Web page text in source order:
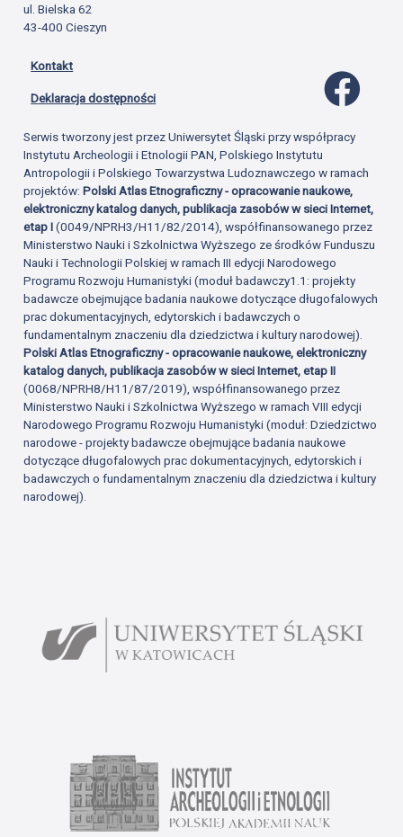
ul. Bielska 62
43-400 Cieszyn
Kontakt
Deklaracja dostępności
Serwis tworzony jest przez Uniwersytet Śląski przy współpracy
Instytutu Archeologii i Etnologii PAN, Polskiego Instytutu
Antropologii i Polskiego Towarzystwa Ludoznawczego w ramach
projektów:Polski Atlas Etnograficzny - opracowanie naukowe,
elektroniczny katalog danych, publikacja zasobów w sieci Internet,
etap I(0049/NPRH3/H11/82/2014), współfinansowanego przez
Ministerstwo Nauki i Szkolnictwa Wyższego ze środków Funduszu
Nauki i Technologii Polskiej w ramach III edycji Narodowego
Programu Rozwoju Humanistyki (moduł badawczy1.1: projekty
badawcze obejmujące badania naukowe dotyczące długofalowych
prac dokumentacyjnych, edytorskich i badawczych o
fundamentalnym znaczeniu dla dziedzictwa i kultury narodowej).
Polski Atlas Etnograficzny - opracowanie naukowe, elektroniczny
katalog danych, publikacja zasobów w sieci Internet, etap II
(0068/NPRH8/H11/87/2019), współfinansowanego przez
Ministerstwo Nauki i Szkolnictwa Wyższego w ramach VIII edycji
Narodowego Programu Rozwoju Humanistyki (moduł: Dziedzictwo
narodowe - projekty badawcze obejmujące badania naukowe
dotyczące długofalowych prac dokumentacyjnych, edytorskich i
badawczych o fundamentalnym znaczeniu dla dziedzictwa i kultury
narodowej).